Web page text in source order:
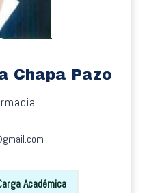
Chapa Pazo
Académica